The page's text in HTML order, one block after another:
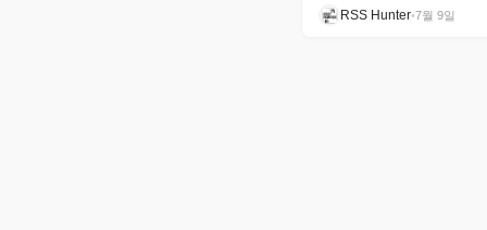
RSS Hunter•7월 9일